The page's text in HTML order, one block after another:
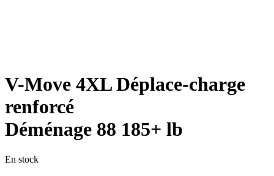
V-Move 4XL Déplace-charge
renforcé
Déménage 88 185+ lb
En stock